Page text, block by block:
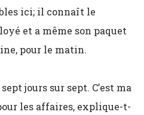
ici; il connaît le
et a même son paquet
pour le matin.
jours sur sept. C’est ma
les affaires, explique-t-